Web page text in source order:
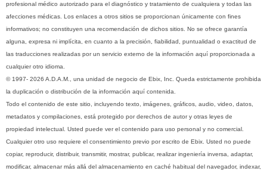
profesional médico autorizado para el diagnóstico y tratamiento de cualquiera y todas las
afecciones médicas. Los enlaces a otros sitios se proporcionan únicamente con fines
informativos; no constituyen una recomendación de dichos sitios. No se ofrece garantía
alguna, expresa ni implícita, en cuanto a la precisión, fiabilidad, puntualidad o exactitud de
las traducciones realizadas por un servicio externo de la información aquí proporcionada a
cualquier otro idioma.
© 1997- 2026 A.D.A.M., una unidad de negocio de Ebix, Inc. Queda estrictamente prohibida
la duplicación o distribución de la información aquí contenida.
Todo el contenido de este sitio, incluyendo texto, imágenes, gráficos, audio, video, datos,
metadatos y compilaciones, está protegido por derechos de autor y otras leyes de
propiedad intelectual. Usted puede ver el contenido para uso personal y no comercial.
Cualquier otro uso requiere el consentimiento previo por escrito de Ebix. Usted no puede
copiar, reproducir, distribuir, transmitir, mostrar, publicar, realizar ingeniería inversa, adaptar,
modificar, almacenar más allá del almacenamiento en caché habitual del navegador, indexar,